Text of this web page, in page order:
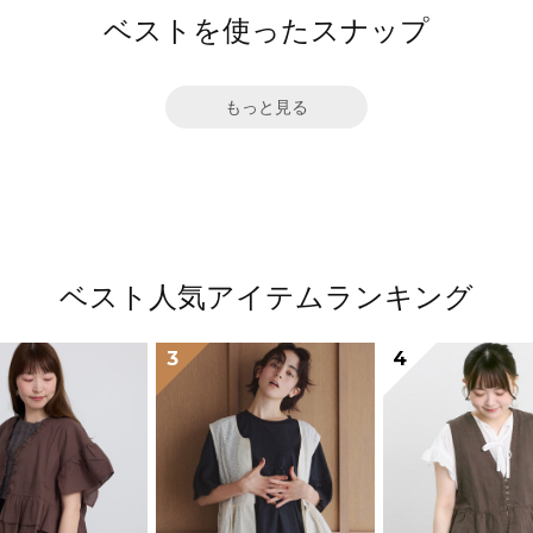
ベストを使ったスナップ
もっと見る
ベスト人気アイテムランキング
3 4